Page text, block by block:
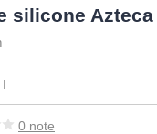
silicone Azteca
0 note